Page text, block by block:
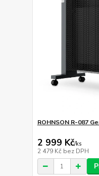
ROHNSON R-087
2 999 Kč/ks
2 479 Kč bez DPH